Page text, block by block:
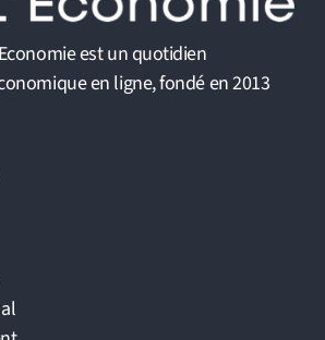
est un quotidien
en ligne, fondé en 2013